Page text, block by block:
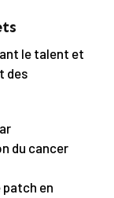
le talent et
des
du cancer
patch en